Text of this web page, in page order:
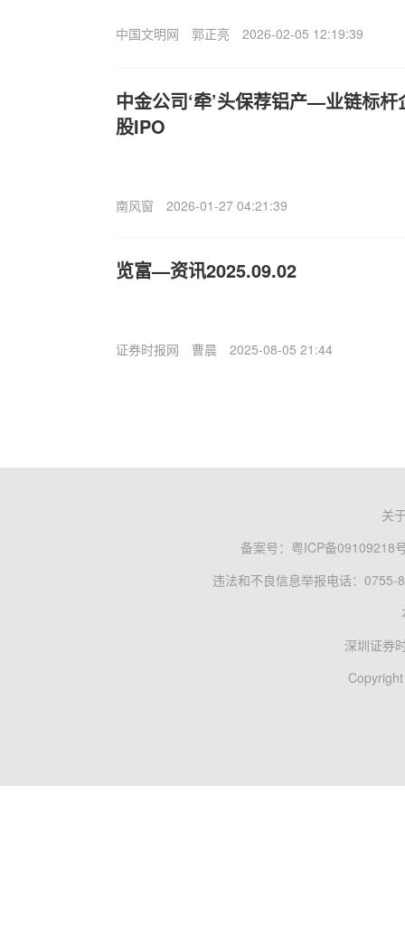
中国文明网 郭正亮 2026-02-05 12:19:39
中金公司‘牵’头保荐铝产—业链标
股IPO
南风窗 2026-01-27 04:21:39
览富—资讯2025.09.02
证券时报网 曹晨 2025-08-05 21:44
关
备案号： 粤ICP备09109218
违法和不良信息举报电话：0755-
深圳证券